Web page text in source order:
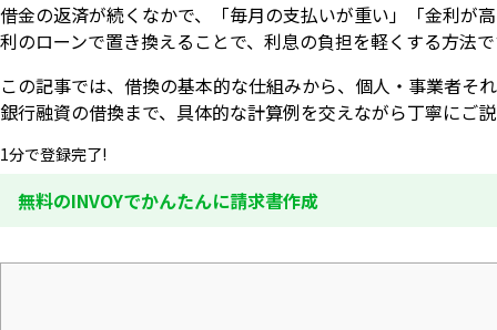
借金の返済が続くなかで、「毎月の支払いが重い」「金利が
利のローンで置き換えることで、利息の負担を軽くする方法
この記事では、借換の基本的な仕組みから、個人・事業者そ
銀行融資の借換まで、具体的な計算例を交えながら丁寧にご
1分で登録完了!
無料のINVOYでかんたんに請求書作成